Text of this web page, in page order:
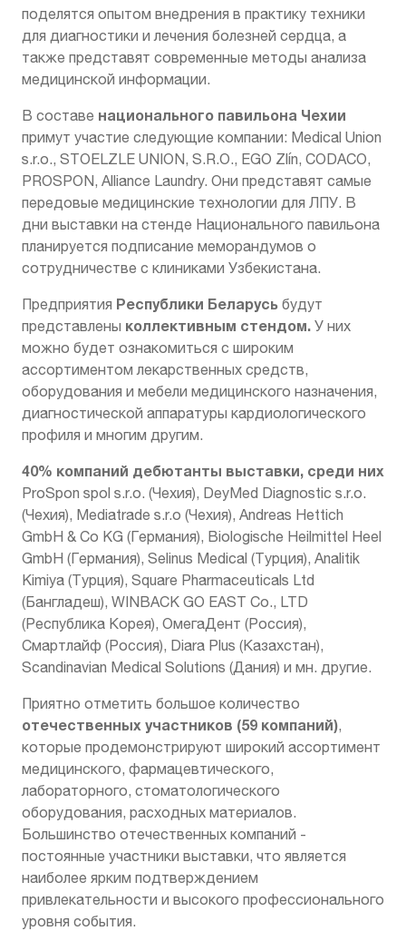
поделятся опытом внедрения в практику техники
для диагностики и лечения болезней сердца, а
также представят современные методы анализа
медицинской информации.
В составе национального павильона Чехии
примут участие следующие компании: Medical Union
s.r.o., STOELZLE UNION, S.R.O., EGO Zlín, CODACO,
PROSPON, Alliance Laundry. Они представят самые
передовые медицинские технологии для ЛПУ. В
дни выставки на стенде Национального павильона
планируется подписание меморандумов о
сотрудничестве с клиниками Узбекистана.
Предприятия Республики Беларусь будут
представлены коллективным стендом. У них
можно будет ознакомиться с широким
ассортиментом лекарственных средств,
оборудования и мебели медицинского назначения,
диагностической аппаратуры кардиологического
профиля и многим другим.
40% компаний дебютанты выставки, среди них
ProSpon spol s.r.o. (Чехия), DeyMed Diagnostic s.r.o.
(Чехия), Mediatrade s.r.o (Чехия), Andreas Hettich
GmbH & Co KG (Германия), Biologische Heilmittel Heel
GmbH (Германия), Selinus Medical (Турция), Analitik
Kimiya (Турция), Square Pharmaceuticals Ltd
(Бангладеш), WINBACK GO EAST Co., LTD
(Республика Корея), ОмегаДент (Россия),
Смартлайф (Россия), Diara Plus (Казахстан),
Scandinavian Medical Solutions (Дания) и мн. другие.
Приятно отметить большое количество
отечественных участников (59 компаний),
которые продемонстрируют широкий ассортимент
медицинского, фармацевтического,
лабораторного, стоматологического
оборудования, расходных материалов.
Большинство отечественных компаний -
постоянные участники выставки, что является
наиболее ярким подтверждением
привлекательности и высокого профессионального
уровня события.